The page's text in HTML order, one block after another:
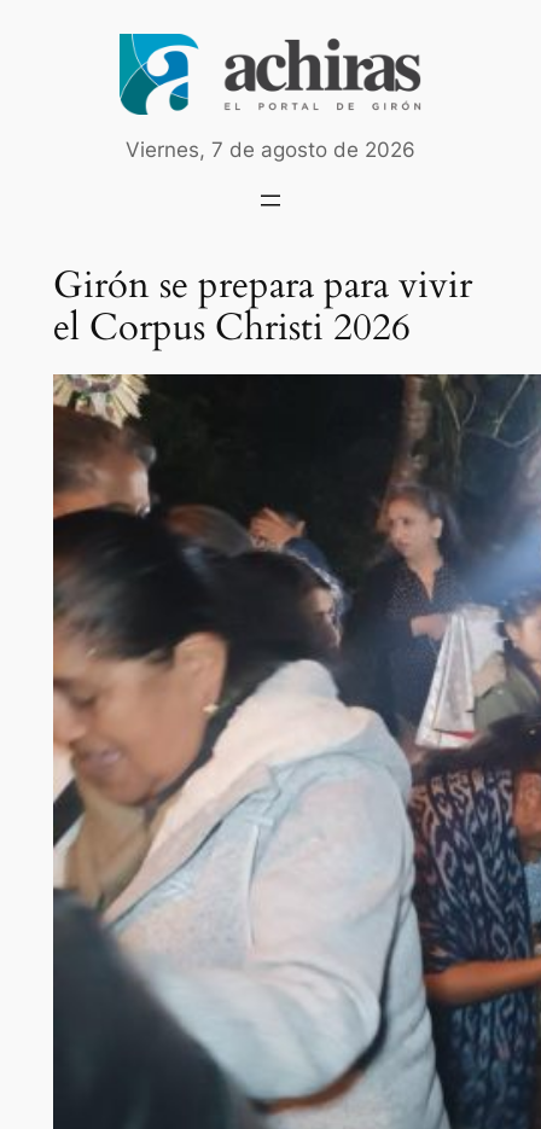
Viernes, 7 de agosto de 2026
Girón se prepara para vivir
el Corpus Christi 2026